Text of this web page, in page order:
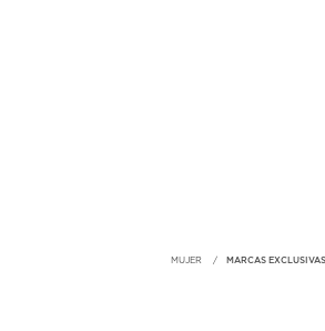
MUJER MARCAS EXCLUSIVAS